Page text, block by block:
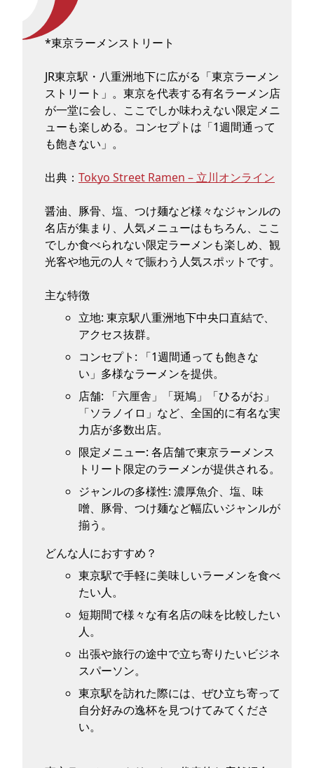
*東京ラーメンストリート
JR東京駅・八重洲地下に広がる「東京ラーメン
ストリート」。東京を代表する有名ラーメン店
が一堂に会し、ここでしか味わえない限定メニ
ューも楽しめる。コンセプトは「1週間通って
も飽きない」。
出典： Tokyo Street Ramen – 立川オンライン
醤油、豚骨、塩、つけ麺など様々なジャンルの
名店が集まり、人気メニューはもちろん、ここ
でしか食べられない限定ラーメンも楽しめ、観
光客や地元の人々で賑わう人気スポットです。
主な特徴
立地: 東京駅八重洲地下中央口直結で、
アクセス抜群。
コンセプト: 「1週間通っても飽きな
い」多様なラーメンを提供。
店舗: 「六厘舎」「斑鳩」「ひるがお」
「ソラノイロ」など、全国的に有名な実
力店が多数出店。
限定メニュー: 各店舗で東京ラーメンス
トリート限定のラーメンが提供される。
ジャンルの多様性: 濃厚魚介、塩、味
噌、豚骨、つけ麺など幅広いジャンルが
揃う。
どんな人におすすめ？
東京駅で手軽に美味しいラーメンを食べ
たい人。
短期間で様々な有名店の味を比較したい
人。
出張や旅行の途中で立ち寄りたいビジネ
スパーソン。
東京駅を訪れた際には、ぜひ立ち寄って
自分好みの逸杯を見つけてみてくださ
い。